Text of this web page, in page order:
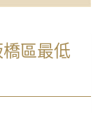
區最低